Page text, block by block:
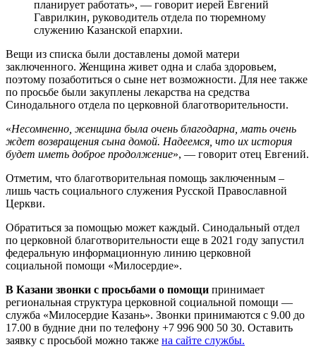
планирует работать», — говорит иерей Евгений
Гаврилкин, руководитель отдела по тюремному
служению Казанской епархии.
Вещи из списка были доставлены домой матери
заключенного. Женщина живет одна и слаба здоровьем,
поэтому позаботиться о сыне нет возможности. Для нее также
по просьбе были закуплены лекарства на средства
Синодального отдела по церковной благотворительности.
«Несомненно, женщина была очень благодарна, мать очень
ждет возвращения сына домой. Надеемся, что их история
будет иметь доброе продолжение», — говорит отец Евгений.
Отметим, что благотворительная помощь заключенным –
лишь часть социального служения Русской Православной
Церкви.
Обратиться за помощью может каждый. Синодальный отдел
по церковной благотворительности еще в 2021 году запустил
федеральную информационную линию церковной
социальной помощи «Милосердие».
В Казани звонки с просьбами о помощи принимает
региональная структура церковной социальной помощи —
служба «Милосердие Казань». Звонки принимаются с 9.00 до
17.00 в будние дни по телефону +7 996 900 50 30. Оставить
заявку с просьбой можно также на сайте службы.